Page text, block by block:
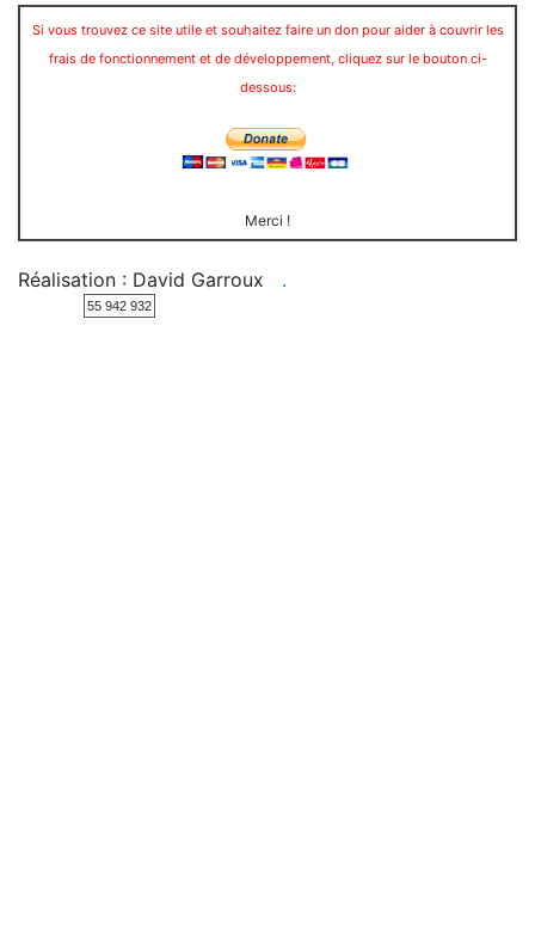
Si vous trouvez ce site utile et souhaitez faire un don pour aider à couvrir les
frais de fonctionnement et de développement, cliquez sur le bouton ci-
dessous:
Merci !
Réalisation : David Garroux .
55 942 932